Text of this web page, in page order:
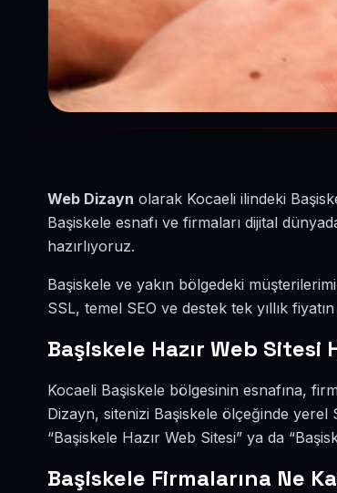
Web Dizayn olarak Kocaeli ilindeki
Başiskele esnafı ve firmaları dijital
hazırlıyoruz.
Başiskele ve yakın bölgedeki
SSL, temel SEO ve destek tek yıllık
Başiskele Hazır Web Sitesi
Kocaeli Başiskele bölgesinin esnafına,
Dizayn, sitenizi Başiskele ölçeğinde
“Başiskele Hazır Web Sitesi” ya da
Başiskele Firmalarına Ne